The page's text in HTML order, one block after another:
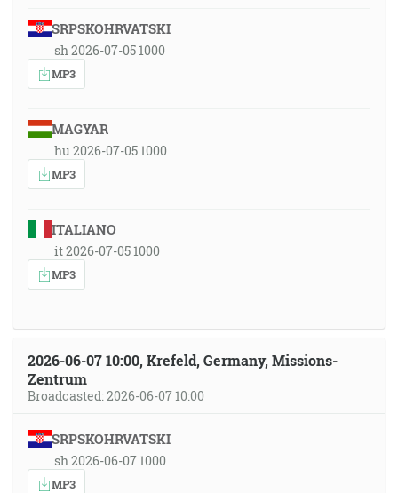
SRPSKOHRVATSKI
sh 2026-07-05 1000
MP3
MAGYAR
hu 2026-07-05 1000
MP3
ITALIANO
it 2026-07-05 1000
MP3
2026-06-07 10:00, Krefeld, Germany, Missions-
Zentrum
Broadcasted: 2026-06-07 10:00
SRPSKOHRVATSKI
sh 2026-06-07 1000
MP3